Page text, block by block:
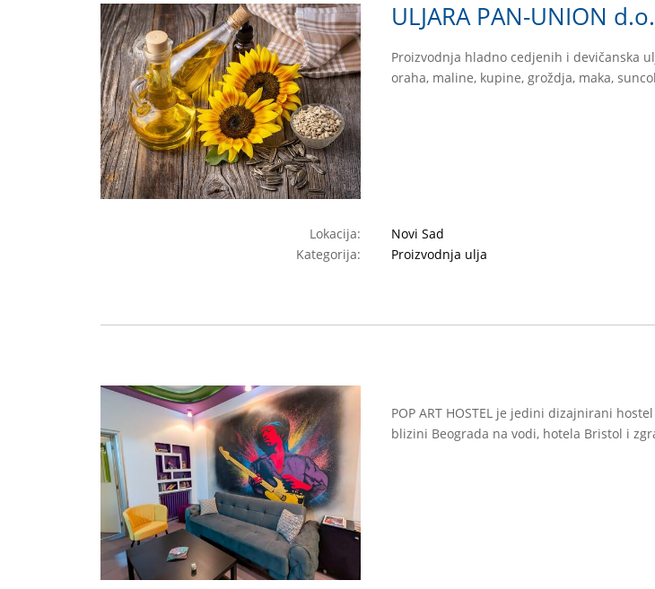
ULJARA PAN-UNION
Proizvodnja hladno cedjenih i devičanska
oraha, maline, kupine, groždja, maka,
Lokacija:
Novi Sad
Kategorija:
Proizvodnja ulja
POP ART HOSTEL je jedini dizajnirani
blizini Beograda na vodi, hotela Bristol i